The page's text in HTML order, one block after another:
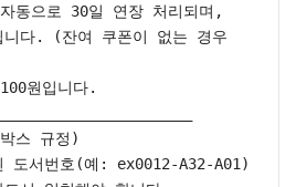
으로 30일 연장 처리되며,
니다. (잔여 쿠폰이 없는 경우
원입니다.
스 규정)
도서번호(예: ex0012-A32-A01)